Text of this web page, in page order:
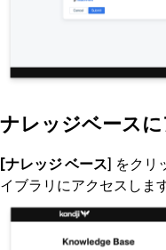
ナレッジベース
[ナレッジ ベース] をクリ
イブラリにアクセスします